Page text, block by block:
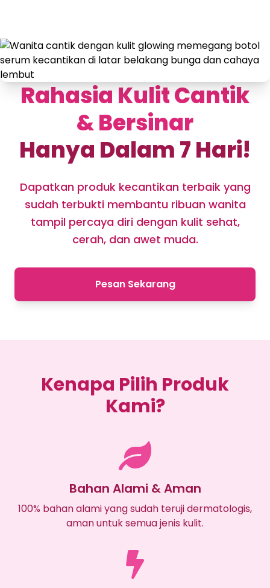
Rahasia Kulit Cantik
& Bersinar
Hanya Dalam 7 Hari!
Dapatkan produk kecantikan terbaik yang
sudah terbukti membantu ribuan wanita
tampil percaya diri dengan kulit sehat,
cerah, dan awet muda.
Pesan Sekarang
Kenapa Pilih Produk
Kami?
Bahan Alami & Aman
100% bahan alami yang sudah teruji dermatologis,
aman untuk semua jenis kulit.